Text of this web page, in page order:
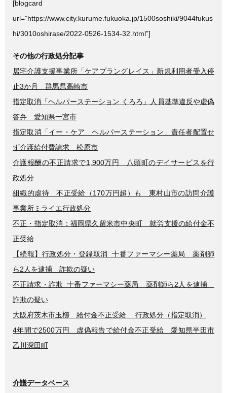
[blogcard
url=”https://www.city.kurume.fukuoka.jp/1500soshiki/9044fukus
hi/3010oshirase/2022-0526-1534-32.html”]
その他の行政処分記事
居宅介護支援事業所「ケアプラングレイス」新規利用者受入停
止3か月 群馬県高崎市
指定取消「ヘルパーステーション くろろ」人員基準違反や虚偽
答弁 愛知県一宮市
指定取消「イー・ケア ヘルパーステーション」責任者配置せ
ず介護給付費請求 松原市
介護報酬の不正請求で1,900万円 八頭町のデイサービスを行
政処分
組織的虐待 不正受給（170万円超）も 東村山市の訪問介護
事業所ミライエ行政処分
不正・指定取消：福岡県久留米市中央町 就労支援の給付金不
正受給
【続報】行政処分・登録取消 十番ファーマシー薬局 薬剤師
ら2人を逮捕 詐欺の疑い
不正請求・詐欺 十番ファーマシー薬局 薬剤師ら2人を逮捕
詐欺の疑い
大阪府茨木市玉櫛 給付金不正受給 行政処分（指定取消）
4年間で2500万円 虚偽報告で給付金不正受給 愛知県半田市
乙川深田町
介護データベース